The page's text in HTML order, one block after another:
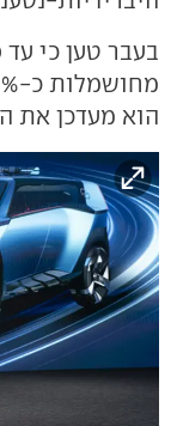
בעבר טען כי
הוא מעדכן את